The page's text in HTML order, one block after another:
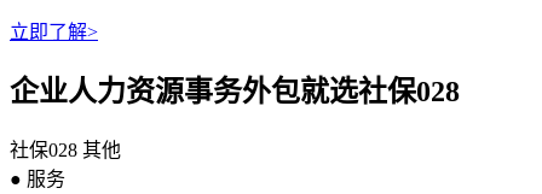
立即了解>
企业人力资源事务外包就选社保028
社保028 其他
● 服务